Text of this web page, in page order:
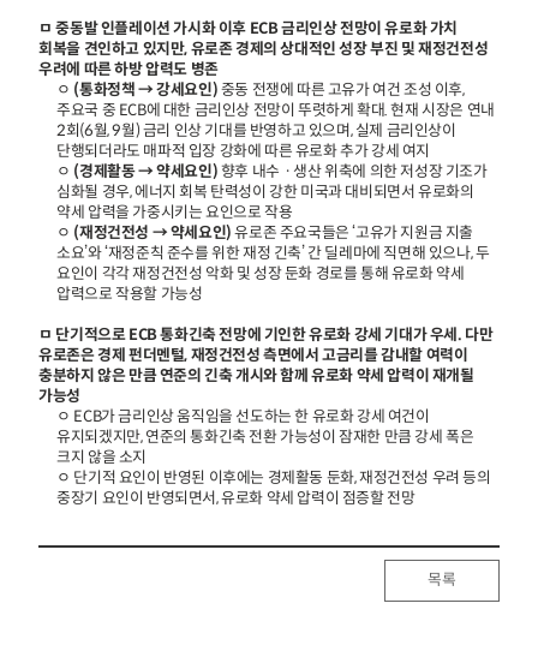
ㅁ 중동발 인플레이션 가시화 이후 ECB 금리인상 전망이 유로화 가치
회복을 견인하고 있지만, 유로존 경제의 상대적인 성장 부진 및 재정건전성
우려에 따른 하방 압력도 병존
ㅇ (통화정책 → 강세요인)중동 전쟁에 따른 고유가 여건 조성 이후,
주요국 중 ECB에 대한 금리인상 전망이 뚜렷하게 확대. 현재 시장은 연내
2회(6월, 9월) 금리 인상 기대를 반영하고 있으며, 실제 금리인상이
단행되더라도 매파적 입장 강화에 따른 유로화 추가 강세 여지
ㅇ (경제활동 → 약세요인)향후 내수ㆍ생산 위축에 의한 저성장 기조가
심화될 경우, 에너지 회복 탄력성이 강한 미국과 대비되면서 유로화의
약세 압력을 가중시키는 요인으로 작용
ㅇ (재정건전성 → 약세요인)유로존 주요국들은 ‘고유가 지원금 지출
소요’와 ‘재정준칙 준수를 위한 재정 긴축’ 간 딜레마에 직면해 있으나, 두
요인이 각각 재정건전성 악화 및 성장 둔화 경로를 통해 유로화 약세
압력으로 작용할 가능성
ㅁ 단기적으로 ECB 통화긴축 전망에 기인한 유로화 강세 기대가 우세. 다만
유로존은 경제 펀더멘털, 재정건전성 측면에서 고금리를 감내할 여력이
충분하지 않은 만큼 연준의 긴축 개시와 함께 유로화 약세 압력이 재개될
가능성
ㅇ ECB가 금리인상 움직임을 선도하는 한 유로화 강세 여건이
유지되겠지만, 연준의 통화긴축 전환 가능성이 잠재한 만큼 강세 폭은
크지 않을 소지
ㅇ 단기적 요인이 반영된 이후에는 경제활동 둔화, 재정건전성 우려 등의
중장기 요인이 반영되면서, 유로화 약세 압력이 점증할 전망
목록